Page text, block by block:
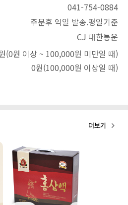
041-754-0884
주문후 익일 발송.평일기준
CJ 대한통운
(0원 이상 ~ 100,000원 미만일 때)
0원(100,000원 이상일 때)
더보기